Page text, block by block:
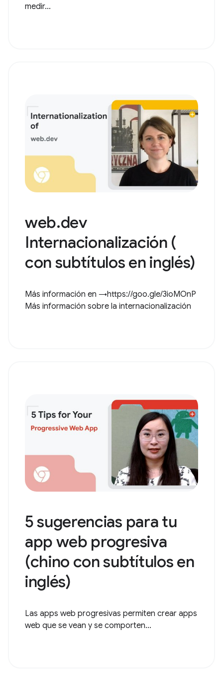
medir...
web.dev
Internacionalización (
con subtítulos en inglés)
Más información en →https://goo.gle/3ioMOnP
Más información sobre la internacionalización
5 sugerencias para tu
app web progresiva
(chino con subtítulos en
inglés)
Las apps web progresivas permiten crear apps
web que se vean y se comporten...